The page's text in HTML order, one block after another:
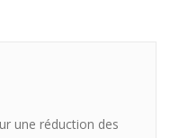
une réduction des